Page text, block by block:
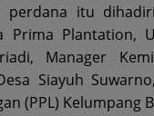
perdana itu
Prima Plantation,
Manager
Siayuh
(PPL) Kelumpang